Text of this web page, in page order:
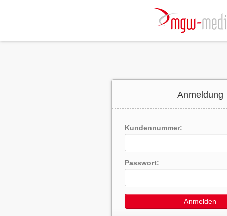
Anmeldung
Kundennummer:
Passwort:
Anmelden